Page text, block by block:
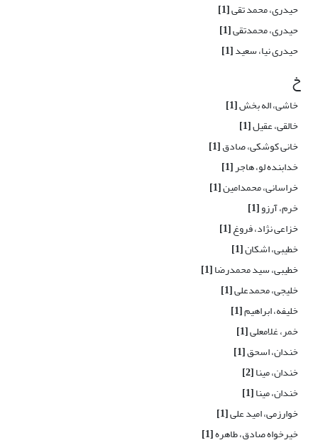
حیدری، محمد تقی[1]
حیدری، محمدتقی[1]
حیدری نیا، سعید[1]
خ
خاشی، اله بخش[1]
خالقی، عقیل[1]
خانی کوشکی، صادق[1]
خدابنده لو، هاجر[1]
خراسانی، محمدامین[1]
خرم، آرزو[1]
خزاعی نژاد، فروغ[1]
خطیبی، اشکان[1]
خطیبی، سید محمدرضا[1]
خلیجی، محمدعلی[1]
خلیفه، ابراهیم[1]
خمر، غلامعلی[1]
خندان، اسحق[1]
خندان، مینا[2]
خندان، مینا[1]
خوارزمی، امید علی[1]
خیرخواه صادق، طاهره[1]